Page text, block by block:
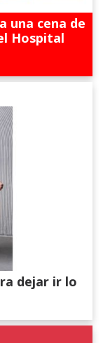
una cena de
Hospital
dejar ir lo